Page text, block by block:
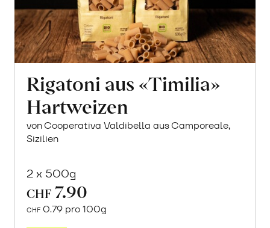
Rigatoni aus «Timilia»
Hartweizen
von Cooperativa Valdibella aus Camporeale,
Sizilien
2 x 500g
CHF 7.90
CHF 0.79 pro 100g